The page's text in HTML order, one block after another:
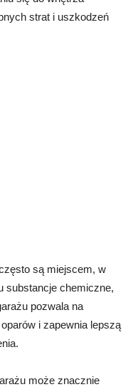
strat i uszkodzeń
są miejscem, w
substancje chemiczne,
pozwala na
i zapewnia lepszą
może znacznie